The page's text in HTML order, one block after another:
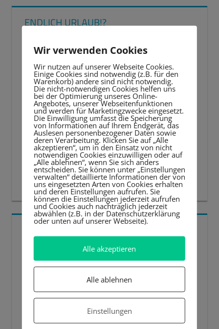
Beiträge
ENDLICH URLAUB!?
Player
Wir verwenden Cookies
Wir nutzen auf unserer Webseite Cookies.
Einige Cookies sind notwendig (z.B. für den
Warenkorb) andere sind nicht notwendig.
Die nicht-notwendigen Cookies helfen uns
bei der Optimierung unseres Online-
Angebotes, unserer Webseitenfunktionen
und werden für Marketingzwecke eingesetzt.
Die Einwilligung umfasst die Speicherung
von Informationen auf Ihrem Endgerät, das
Auslesen personenbezogener Daten sowie
deren Verarbeitung. Klicken Sie auf „Alle
akzeptieren“, um in den Einsatz von nicht
notwendigen Cookies einzuwilligen oder auf
„Alle ablehnen“, wenn Sie sich anders
entscheiden. Sie können unter „Einstellungen
verwalten“ detaillierte Informationen der von
uns eingesetzten Arten von Cookies erhalten
und deren Einstellungen aufrufen. Sie
können die Einstellungen jederzeit aufrufen
und Cookies auch nachträglich jederzeit
abwählen (z.B. in der Datenschutzerklärung
oder unten auf unserer Webseite).
Alle akzeptieren
Alle ablehnen
Einstellungen